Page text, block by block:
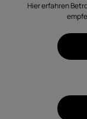
Hier erfahren